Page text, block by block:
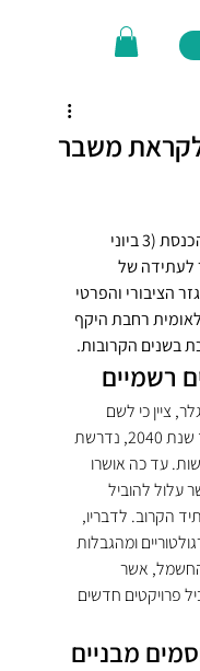
משבר
בדיון שנערך בוועדת הכלכלה של הכנסת (3 ביוני
לעתידה של
הציבורי והפרטי
רחבת היקף
בשנים הקרובות.
רשמיים
ציין כי לשם
עמידה בביקושי האנרגיה הצפויים עד שנת 2040, נדרשת
כוח חדשות. עד כה אושרו
עלול להוביל
הקרוב. לדבריו,
ומהגבלות
אשר
פרויקטים חדשים
מבניים